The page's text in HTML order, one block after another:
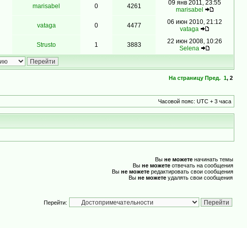
marisabel 0 4261
09 янв 2011, 23:55
marisabel
vataga 0 4477
06 июн 2010, 21:12
vataga
Strusto 1 3883
22 июн 2008, 10:26
Selena
На страницу Пред. 1, 2
Часовой пояс: UTC + 3 часа
Вы не можете начинать темы
Вы не можете отвечать на сообщения
Вы не можете редактировать свои сообщения
Вы не можете удалять свои сообщения
Перейти: